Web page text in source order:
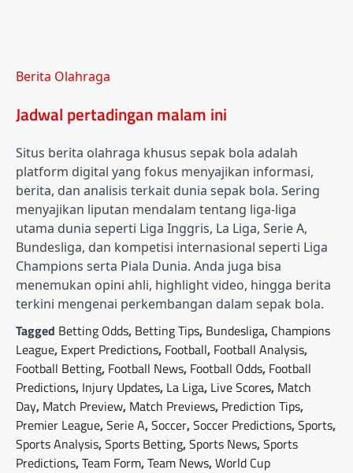
Berita Olahraga
Jadwal pertadingan malam ini
Situs berita olahraga khusus sepak bola adalah
platform digital yang fokus menyajikan informasi,
berita, dan analisis terkait dunia sepak bola. Sering
menyajikan liputan mendalam tentang liga-liga
utama dunia seperti Liga Inggris, La Liga, Serie A,
Bundesliga, dan kompetisi internasional seperti Liga
Champions serta Piala Dunia. Anda juga bisa
menemukan opini ahli, highlight video, hingga berita
terkini mengenai perkembangan dalam sepak bola.
Tagged Betting Odds, Betting Tips, Bundesliga, Champions
League, Expert Predictions, Football, Football Analysis,
Football Betting, Football News, Football Odds, Football
Predictions, Injury Updates, La Liga, Live Scores, Match
Day, Match Preview, Match Previews, Prediction Tips,
Premier League,Serie A,Soccer,Soccer Predictions,Sports,
Sports Analysis,Sports Betting,Sports News,Sports
Predictions,Team Form,Team News,World Cup